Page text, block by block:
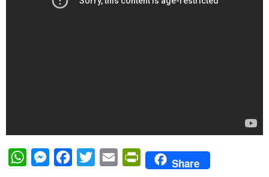
WhatsAppMessengerFacebook
Twitter Email PrintFriendly
Share